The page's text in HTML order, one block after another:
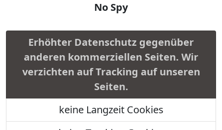
No Spy
Erhöhter Datenschutz gegenüber
anderen kommerziellen Seiten. Wir
verzichten auf Tracking auf unseren
Seiten.
keine Langzeit Cookies